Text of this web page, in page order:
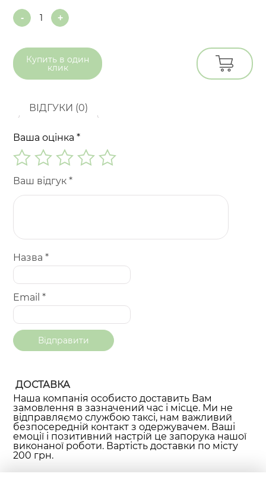
Quantity
Купить в один
клик
ВІДГУКИ (0)
Ваша оцінка*
Ваш відгук*
Назва*
Email*
ДОСТАВКА
Наша компанія особисто доставить Вам
замовлення в зазначений час і місце. Ми не
відправляємо службою таксі, нам важливий
безпосередній контакт з одержувачем. Ваші
емоції і позитивний настрій це запорука нашої
виконаної роботи. Вартість доставки по місту
200 грн.